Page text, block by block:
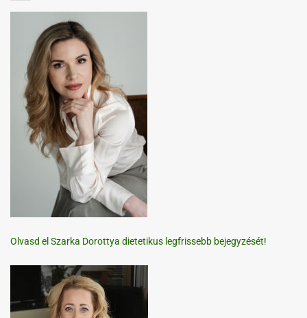
Olvasd el Szarka Dorottya dietetikus legfrissebb bejegyzését!